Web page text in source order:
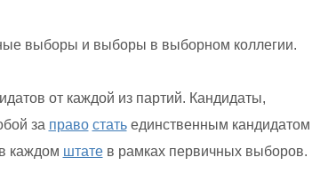
выборы и выборы в выборном коллегии.
от каждой из партий. Кандидаты,
за право статьединственным кандидатом
каждом штатев рамках первичных выборов.